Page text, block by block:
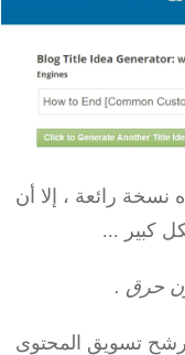
رائعة ، إلا أن
...
.
تسويق المحتوى